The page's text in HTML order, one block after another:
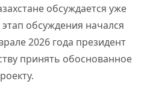
обсуждается уже
обсуждения начался
2026 года президент
принять обоснованное